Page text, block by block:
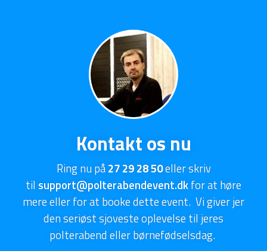
Kontakt os nu
Ring nu på27 29 28 50eller skriv
til support@polterabendevent.dkfor at høre
mere eller for at booke dette event. Vi giver jer
den seriøst sjoveste oplevelse til jeres
polterabend eller børnefødselsdag.